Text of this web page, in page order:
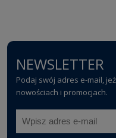
NEWSLETTER
Podaj swój adres e-mail,
nowościach i promocjach.